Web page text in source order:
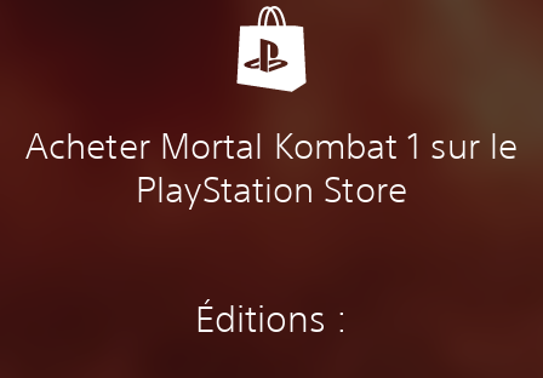
Acheter Mortal Kombat 1 sur le
PlayStation Store
Éditions :